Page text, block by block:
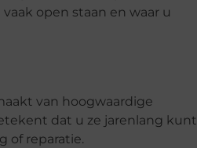
open staan en waar u
van hoogwaardige
dat u ze jarenlang kunt
of reparatie.